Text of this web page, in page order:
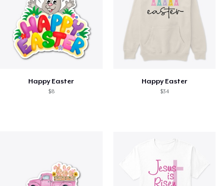
Happy Easter
$8
Happy Easter
$34